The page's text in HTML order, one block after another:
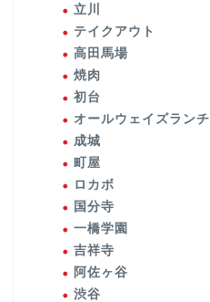
立川
テイクアウト
高田馬場
焼肉
初台
オールウェイズランチ
成城
町屋
ロカボ
国分寺
一橋学園
吉祥寺
阿佐ヶ谷
渋谷